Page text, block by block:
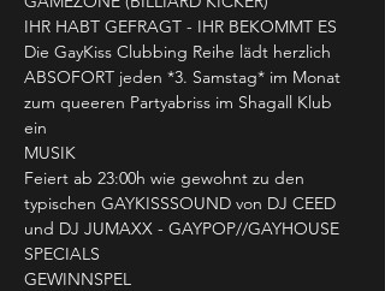
IHR HABT GEFRAGT - IHR BEKOMMT ES
Die GayKiss Clubbing Reihe lädt herzlich
ABSOFORT jeden *3. Samstag* im Monat
zum queeren Partyabriss im Shagall Klub
ein
MUSIK
Feiert ab 23:00h wie gewohnt zu den
typischen GAYKISSSOUND von DJ CEED
und DJ JUMAXX - GAYPOP//GAYHOUSE
SPECIALS
GEWINNSPEL